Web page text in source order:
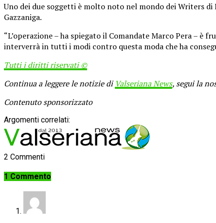
Uno dei due soggetti è molto noto nel mondo dei Writers
Gazzaniga.
“L’operazione – ha spiegato il Comandate Marco Pera –
interverrà in tutti i modi contro questa moda che ha
Tutti i diritti riservati ©
Continua a leggere le notizie di Valseriana News, segui la
Contenuto sponsorizzato
Argomenti correlati:
2 Commenti
1 Commento